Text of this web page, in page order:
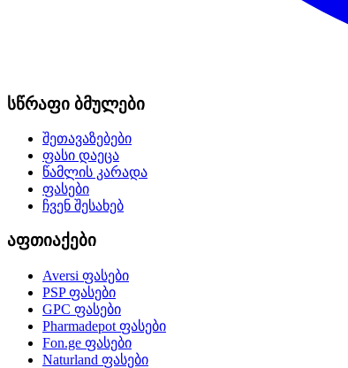
სწრაფი ბმულები
შეთავაზებები
ფასი დაეცა
წამლის კარადა
ფასები
ჩვენ შესახებ
აფთიაქები
Aversi ფასები
PSPფასები
GPC ფასები
Pharmadepot ფასები
Fon.ge ფასები
Naturland ფასები